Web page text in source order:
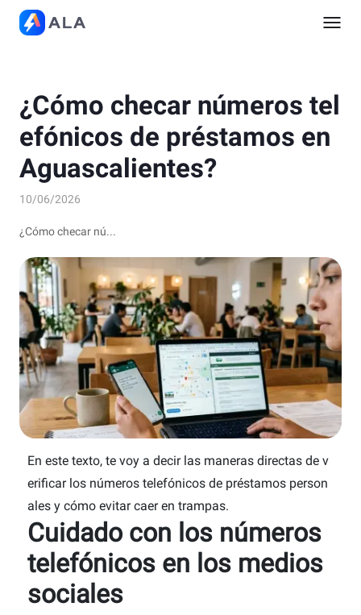
¿Cómo checar números tel
efónicos de préstamos en
Aguascalientes?
10/06/2026
¿Cómo checar nú...
En este texto, te voy a decir las maneras directas de v
erificar los números telefónicos de préstamos person
ales y cómo evitar caer en trampas.
Cuidado con los números
telefónicos en los medios
sociales